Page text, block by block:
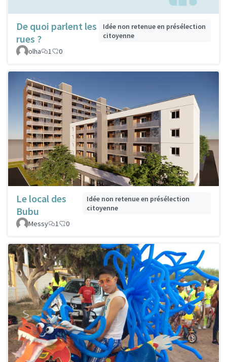
De quoi parlent les
rues ?
Idée non retenue en présélection
citoyenne
olha
1 0
Le local des
Bubu
Idée non retenue en présélection
citoyenne
Messy
1 0